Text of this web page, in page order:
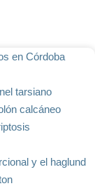
en Córdoba
tarsiano
calcáneo
y el haglund